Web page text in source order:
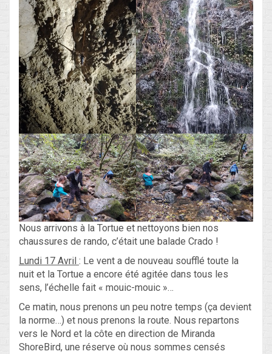
Nous arrivons à la Tortue et nettoyons bien nos
chaussures de rando, c’était une balade Crado !
Lundi 17 Avril : Le vent a de nouveau soufflé toute la
nuit et la Tortue a encore été agitée dans tous les
sens, l’échelle fait « mouic-mouic »…
Ce matin, nous prenons un peu notre temps (ça devient
la norme…) et nous prenons la route. Nous repartons
vers le Nord et la côte en direction de Miranda
ShoreBird, une réserve où nous sommes censés